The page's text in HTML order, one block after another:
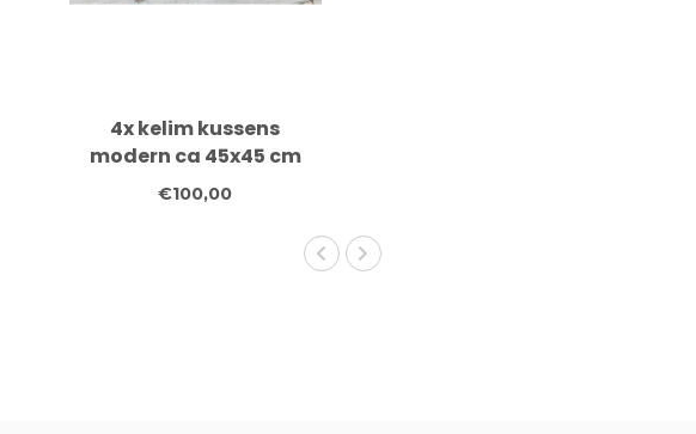
4x kelim kussens
modern ca 45x45 cm
met vulling
€100,00